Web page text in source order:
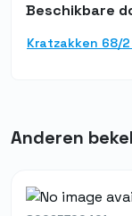
Beschikbare
Kratzakken 68/2
Anderen